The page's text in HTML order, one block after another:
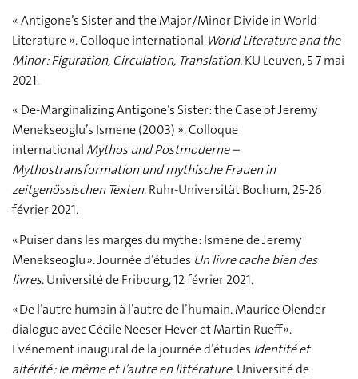
« Antigone’s Sister and the Major/Minor Divide in World
Literature ». Colloque international World Literature and the
Minor: Figuration, Circulation, Translation.KU Leuven, 5-7 mai
2021.
« De-Marginalizing Antigone’s Sister: the Case of Jeremy
Menekseoglu’s Ismene (2003) ».Colloque
international Mythos und Postmoderne –
Mythostransformation und mythische Frauen in
zeitgenössischen Texten.Ruhr-Universität Bochum, 25-26
février 2021.
« Puiser dans les marges du mythe : Ismene de Jeremy
Menekseoglu ». Journée d’études Un livre cache bien des
livres. Université de Fribourg, 12 février 2021.
« De l’autre humain à l’autre de l’humain. Maurice Olender
dialogue avec Cécile Neeser Hever et Martin Rueff ».
Evénement inaugural de la journée d’études Identité et
altérité : le même et l’autre en littérature. Université de